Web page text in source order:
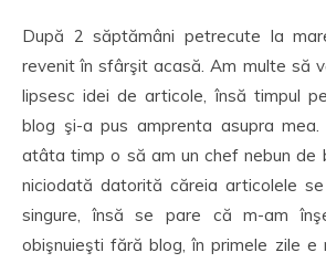
După 2 săptămâni petrecute la
revenit în sfârşit acasă. Am multe să
lipsesc idei de articole, însă timpul
blog şi-a pus amprenta asupra
atâta timp o să am un chef nebun de
niciodată datorită căreia articolele
singure, însă se pare că m-am
obişnuieşti fără blog, în primele zile e